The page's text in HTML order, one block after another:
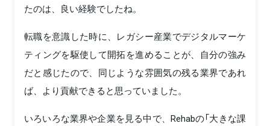
たのは、良い経験でしたね。
転職を意識した時に、レガシー産業でデジタルマーケ
ティングを駆使して開拓を進めることが、自分の強み
だと感じたので、同じような雰囲気の残る業界であれ
ば、より貢献できると思っていました。
いろいろな業界や企業を見る中で、Rehabの「大きな課